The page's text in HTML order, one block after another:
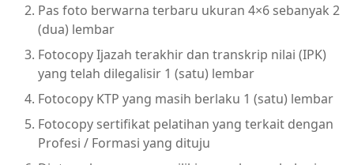
Pas foto berwarna terbaru ukuran 4×6 sebanyak 2
(dua) lembar
Fotocopy Ijazah terakhir dan transkrip nilai (IPK)
yang telah dilegalisir 1 (satu) lembar
Fotocopy KTP yang masih berlaku 1 (satu) lembar
Fotocopy sertifikat pelatihan yang terkait dengan
Profesi / Formasi yang dituju